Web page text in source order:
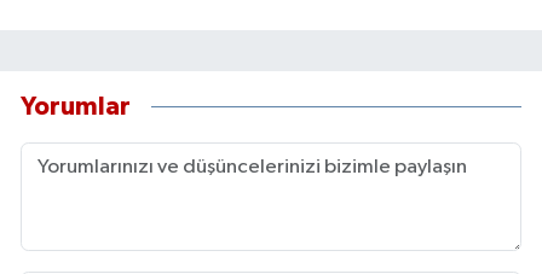
Yorumlar